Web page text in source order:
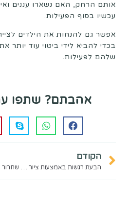
אותם הרחק, האם נשארו עננים
עכשיו בסוף הפעילות.
אפשר גם להנחות את הילדים
בכדי להביא לידי ביטוי עוד יותר
שלהם לפעילות.
אהבתם? שתפו
הקודם
הבעת רגשות באמצעות ציור קשוב